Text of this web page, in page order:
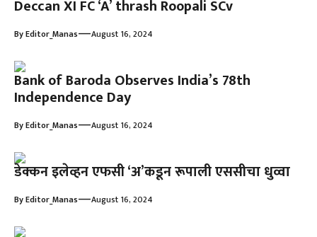
Deccan XI FC ‘A’ thrash Roopali SCv
ByEditor_Manas—August 16, 2024
Bank of Baroda Observes India’s 78th
Independence Day
ByEditor_Manas—August 16, 2024
डेक्कन इलेव्हन एफसी ‘अ’कडून रूपाली एससीचा धुव्वा
ByEditor_Manas—August 16, 2024